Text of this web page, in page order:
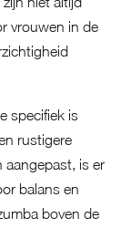
vrouwen in de
specifiek is
rustigere
aangepast, is er
balans en
boven de